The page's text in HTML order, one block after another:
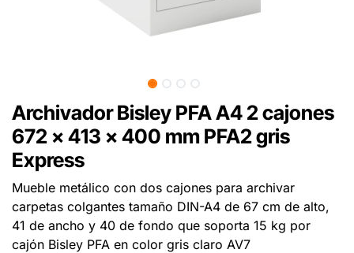
Archivador Bisley PFA A4 2 cajones
672 x 413 x 400 mm PFA2 gris
Express
Mueble metálico con dos cajones para archivar
carpetas colgantes tamaño DIN-A4 de 67 cm de alto,
41 de ancho y 40 de fondo que soporta 15 kg por
cajón Bisley PFA en color gris claro AV7